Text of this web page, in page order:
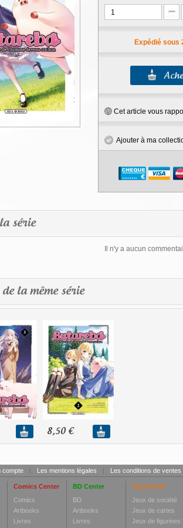
Expédié sous
Cet article vous
Ajouter à ma
série
Il n'y a aucun
la même série
8,50 €
compte | Les mentions légales | Les conditions de ventes
Comics Center
Comics
Artbooks
Livres
BD Center
BD
Artbooks
Livres
Toy Center
Jeux de société
Jeux de cartes
Jeux de figurines